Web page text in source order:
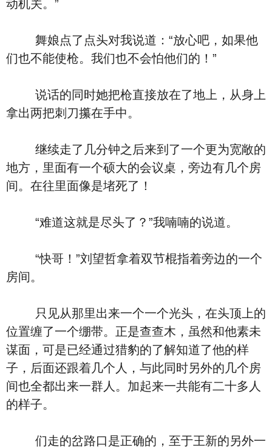
动机关。”
舞娘点了点头对我说道：“放心吧，如果他
们也不能使枪。我们也不会怕他们的！”
说话的同时她把枪直接放在了地上，从身上
拿出两把刺刀攥在手中。
继续走了几分钟之后来到了一个更为宽敞的
地方，里面有一个硕大的会议桌，旁边有几个房
间。在往里面像是堵死了！
“难道这就是尽头了？”我喃喃的说道。
“快哥！”刘望哲拿着双节棍指着旁边的一个
房间。
只见从那里出来一个一个光头，在头顶上的
位置缠了一个绷带。正是查查木，虽然和他素未
谋面，可是已经通过猎豹的了解知道了他的样
子，后面还跟着几个人，与此同时另外的几个房
间也全都出来一群人。加起来一共能有二十多人
的样子。
们走的岔路口是正确的，至于王新的另外一